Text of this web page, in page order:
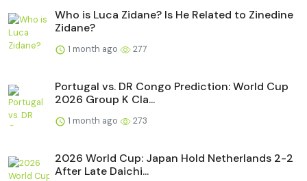
Who is Luca Zidane? Is He Related to Zinedine
Zidane?
1 month ago 277
Portugal vs. DR Congo Prediction: World Cup
2026 Group K Cla...
1 month ago 273
2026 World Cup: Japan Hold Netherlands 2-2
After Late Daichi...